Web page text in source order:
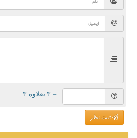
= ۳ بعلاوه ۳
ثبت نظر